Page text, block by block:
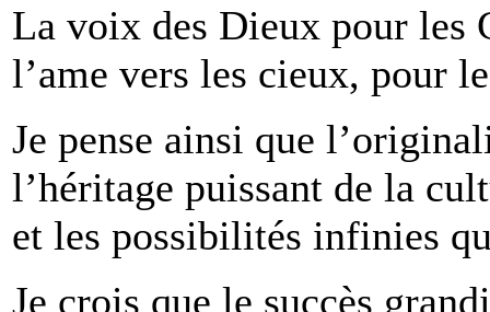
La voix des Dieux pour les
l’ame vers les cieux, pour
Je pense ainsi que
l’héritage puissant de la
et les possibilités infinies
Je crois que le succès